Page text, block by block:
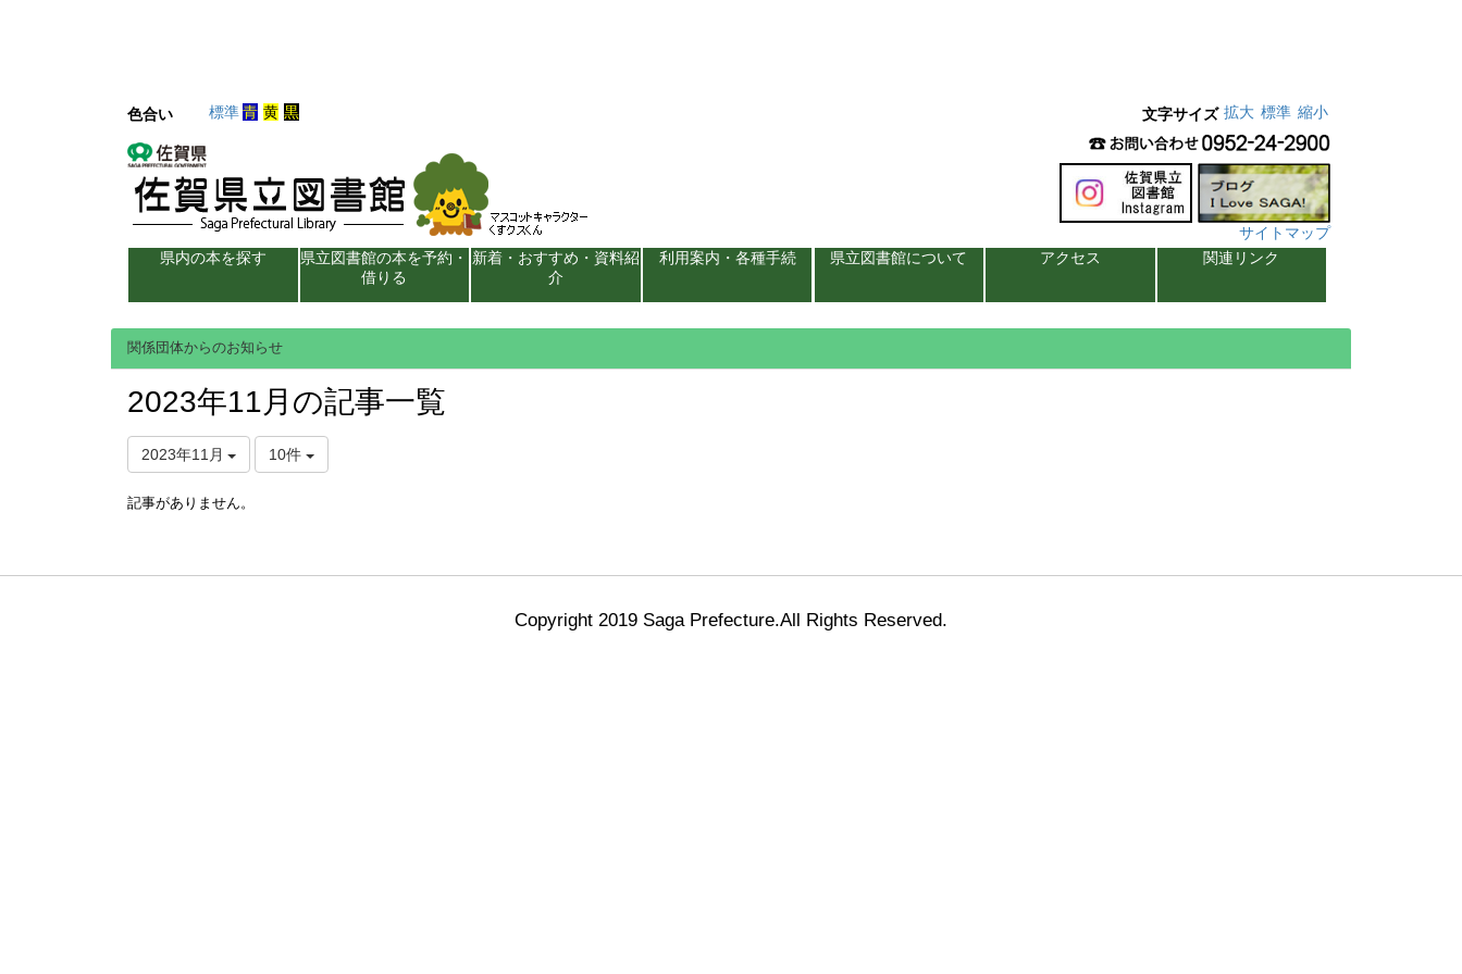
色合い 標準青 黄 黒 文字サイズ 拡大 標準 縮小
サイトマップ
県内の本を探す
県立図書館の本を予約・
借りる
新着・おすすめ・資料紹
介
利用案内・各種手続 県立図書館について アクセス 関連リンク
関係団体からのお知らせ
2023年11月の記事一覧
2023年11月 10件
記事がありません。
Copyright 2019 Saga Prefecture.All Rights Reserved.